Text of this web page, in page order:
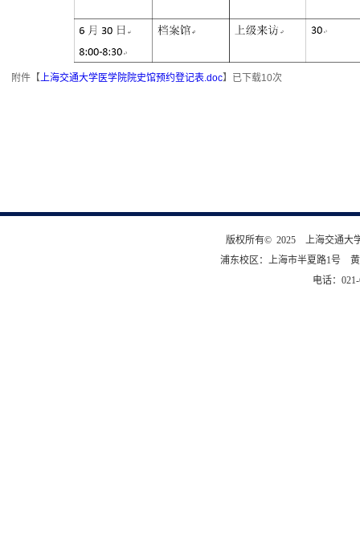
版权所有© 2025 上海交通大
浦东校区：上海市半夏路1号
电话：
附件【上海交通大学医学院院史馆预约登记表.doc】已下载10次